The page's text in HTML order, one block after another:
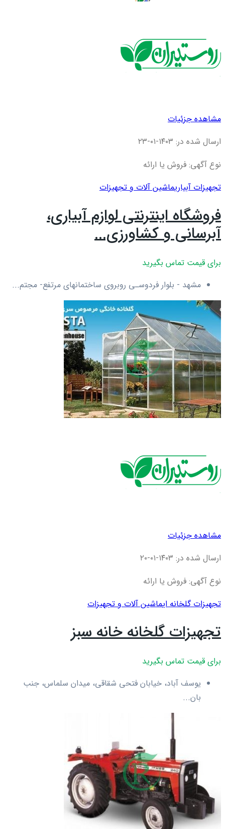
مشاهده جزئیات
ارسال شده در: ۱۴۰۳-۰۱-۲۳
نوع آگهی: فروش یا ارائه
تجهیزات آبیاریماشین آلات و تجهیزات
فروشگاه اینترنتی لوازم آبیاری،
آبرسانی و کشاورزی...
برای قیمت تماس بگیرید
مشهد - بلوار فردوسـی روبروی ساختمانهای مرتفع- مجتم...
مشاهده جزئیات
ارسال شده در: ۱۴۰۳-۰۱-۲۰
نوع آگهی: فروش یا ارائه
تجهیزات گلخانه ایماشین آلات و تجهیزات
تجهیزات گلخانه خانه سبز
برای قیمت تماس بگیرید
یوسف آباد، خیابان فتحی شقاقی، میدان سلماس، جنب
بان...